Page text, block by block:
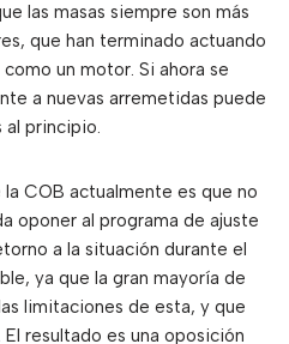
las masas siempre son más
que han terminado actuando
un motor. Si ahora se
a nuevas arremetidas puede
al principio.
COB actualmente es que no
oponer al programa de ajuste
a la situación durante el
ya que la gran mayoría de
limitaciones de esta, y que
resultado es una oposición